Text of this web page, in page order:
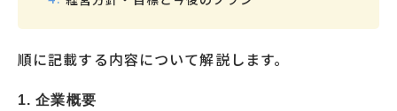
順に記載する内容について解説します。
1. 企業概要